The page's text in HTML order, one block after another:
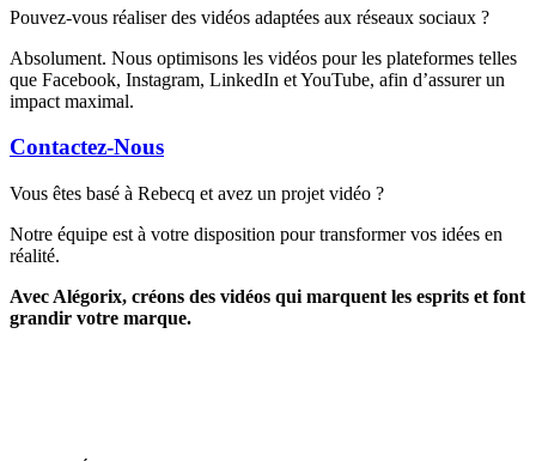
Pouvez-vous réaliser des vidéos adaptées aux réseaux sociaux ?
Absolument. Nous optimisons les vidéos pour les plateformes telles
que Facebook, Instagram, LinkedIn et YouTube, afin d’assurer un
impact maximal.
Contactez-Nous
Vous êtes basé à Rebecq et avez un projet vidéo ?
Notre équipe est à votre disposition pour transformer vos idées en
réalité.
Avec Alégorix, créons des vidéos qui marquent les esprits et font
grandir votre marque.